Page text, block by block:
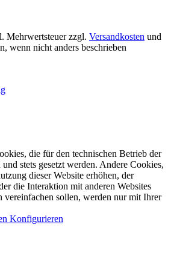
Mehrwertsteuer zzgl. Versandkosten und
wenn nicht anders beschrieben
die für den technischen Betrieb der
stets gesetzt werden. Andere Cookies,
dieser Website erhöhen, der
die Interaktion mit anderen Websites
vereinfachen sollen, werden nur mit Ihrer
Konfigurieren